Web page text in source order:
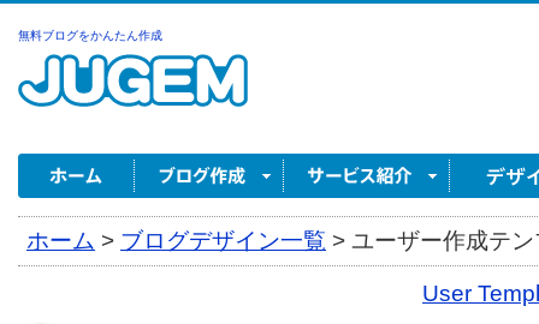
無料ブログをかんたん作成
ホーム > ブログデザイン一覧 > ユーザー作成テ
User